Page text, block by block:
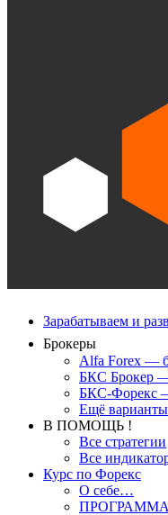
Зарабатываем и
Брокеры
Alfa Forex —
БКС Брокер
БКС-Форекс
Ещё
В ПОМОЩЬ !
Все стратегии
Все
Курс по Форекс
О себе…
ПРОГРАММА